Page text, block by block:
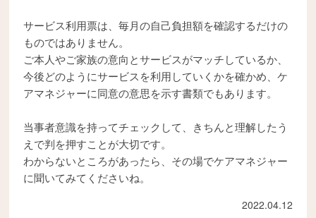
サービス利用票は、毎月の自己負担額を確認するだけの
ものではありません。
ご本人やご家族の意向とサービスがマッチしているか、
今後どのようにサービスを利用していくかを確かめ、ケ
アマネジャーに同意の意思を示す書類でもあります。
当事者意識を持ってチェックして、きちんと理解したう
えで判を押すことが大切です。
わからないところがあったら、その場でケアマネジャー
に聞いてみてくださいね。
2022.04.12